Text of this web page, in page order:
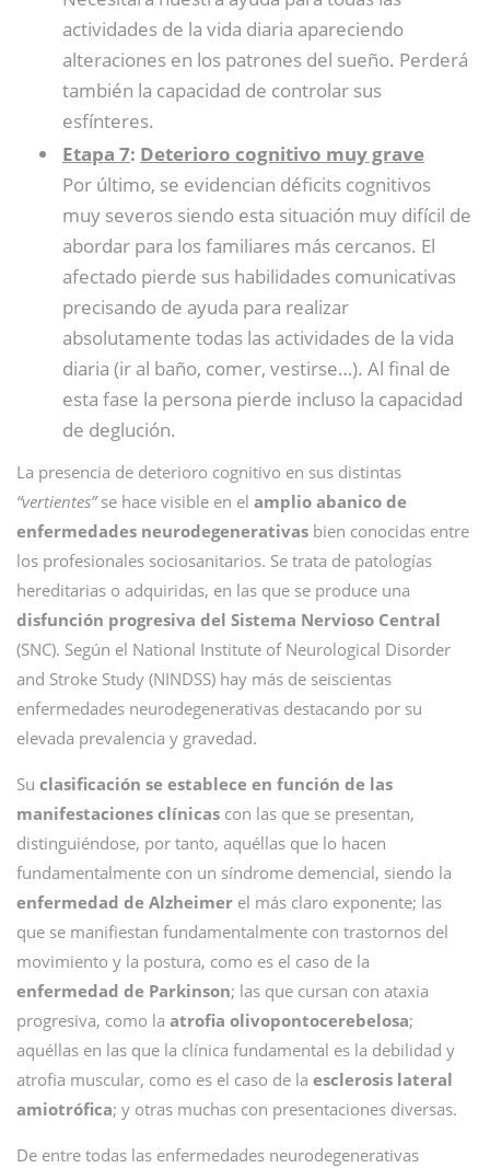
actividades de la vida diaria apareciendo
alteraciones en los patrones del sueño. Perderá
también la capacidad de controlar sus
esfínteres.
Etapa 7: Deterioro cognitivo muy grave
Por último, se evidencian déficits cognitivos
muy severos siendo esta situación muy difícil de
abordar para los familiares más cercanos. El
afectado pierde sus habilidades comunicativas
precisando de ayuda para realizar
absolutamente todas las actividades de la vida
diaria (ir al baño, comer, vestirse…). Al final de
esta fase la persona pierde incluso la capacidad
de deglución.
La presencia de deterioro cognitivo en sus distintas
“vertientes”se hace visible en el amplio abanico de
enfermedades neurodegenerativas bien conocidas entre
los profesionales sociosanitarios. Se trata de patologías
here­ditarias o adquiridas, en las que se produce una
disfunción progresiva del Sistema Nervioso Central
(SNC). Según el National Institute of Neurological Disorder
and Stroke Study (NINDSS) hay más de seiscientas
enfermedades neurodegenerativas destacando por su
elevada prevalencia y gravedad.
Su clasificación se establece en función de las
manifestaciones clínicas con las que se presentan,
distinguiéndose, por tanto, aquéllas que lo hacen
fundamentalmente con un síndrome demencial, siendo la
enfermedad de Alzheimer el más claro exponente; las
que se manifiestan fundamentalmente con trastornos del
movimiento y la postura, como es el caso de la
enfermedad de Parkinson; las que cursan con ataxia
progresiva, como la atrofia olivopontocerebelosa;
aquéllas en las que la clínica fundamental es la debilidad y
atrofia muscular, como es el caso de la esclerosis lateral
amiotrófica; y otras muchas con presentaciones diversas.
De entre todas las enfermedades neurodegenerativas